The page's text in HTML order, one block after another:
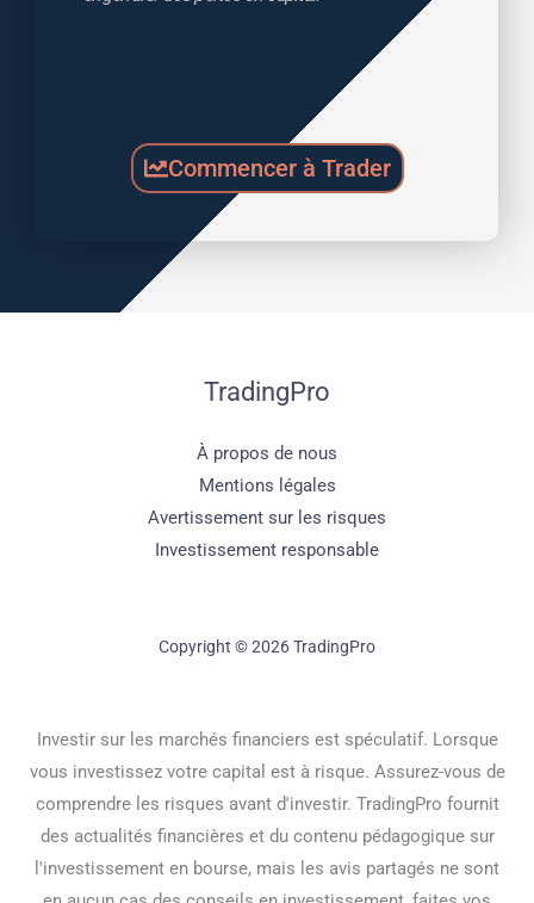
Commencer à Trader
TradingPro
À propos de nous
Mentions légales
Avertissement sur les risques
Investissement responsable
Copyright © 2026 TradingPro
Investir sur les marchés financiers est spéculatif. Lorsque
vous investissez votre capital est à risque. Assurez-vous de
comprendre les risques avant d'investir. TradingPro fournit
des actualités financières et du contenu pédagogique sur
l'investissement en bourse, mais les avis partagés ne sont